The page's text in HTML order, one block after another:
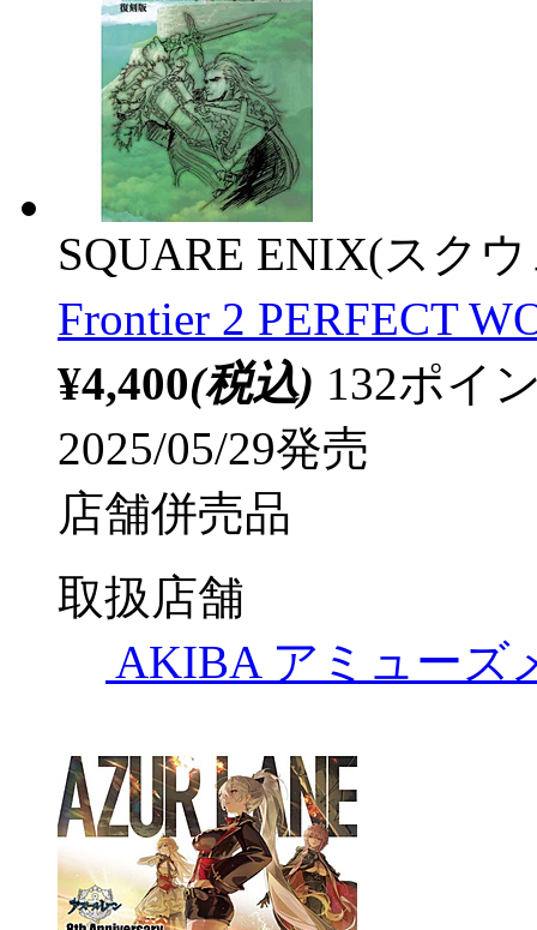
SQUARE ENIX(スク
Frontier 2 PERFECT
¥4,400(税込) 132ポイ
2025/05/29発売
店舗併売品
取扱店舗
AKIBA アミューズ